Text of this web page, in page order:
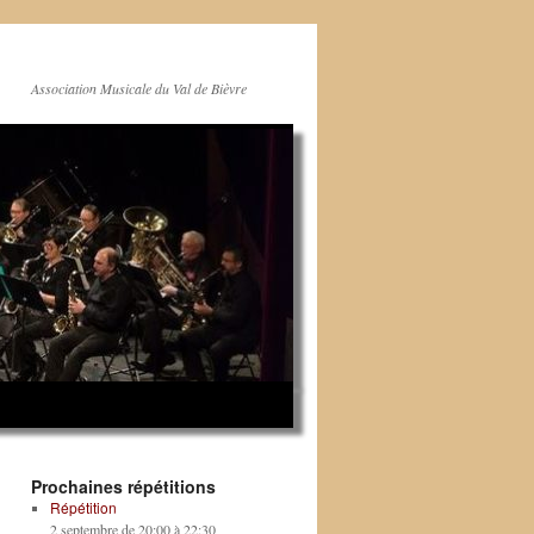
Association Musicale du Val de Bièvre
Prochaines répétitions
Répétition
2 septembre de 20:00à22:30